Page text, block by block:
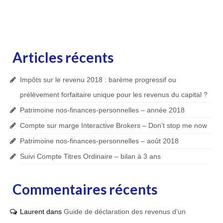
Articles récents
Impôts sur le revenu 2018 : barème progressif ou
prélèvement forfaitaire unique pour les revenus du capital ?
Patrimoine nos-finances-personnelles – année 2018
Compte sur marge Interactive Brokers – Don’t stop me now
Patrimoine nos-finances-personnelles – août 2018
Suivi Compte Titres Ordinaire – bilan à 3 ans
Commentaires récents
Laurent dans Guide de déclaration des revenus d’un